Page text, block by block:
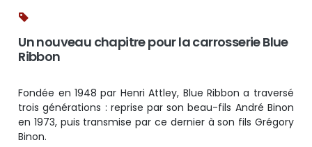
Un nouveau chapitre pour la carrosserie Blue
Ribbon
Fondée en 1948 par Henri Attley, Blue Ribbon a traversé
trois générations : reprise par son beau-fils André Binon
en 1973, puis transmise par ce dernier à son fils Grégory
Binon.